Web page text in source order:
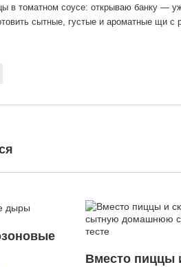
в томатном соусе: открываю банку —
сытные, густые и ароматные щи с
Вместо пиццы